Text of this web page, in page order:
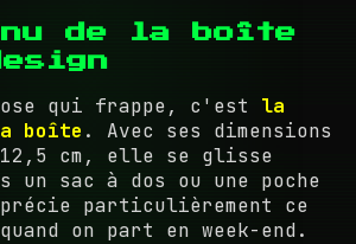
de la boîte
qui frappe, c'est la
boîte . Avec ses dimensions
cm, elle se glisse
un sac à dos ou une poche
particulièrement ce
on part en week-end.